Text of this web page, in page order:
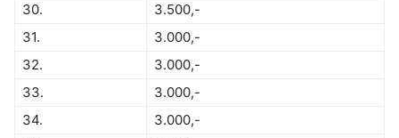
30.
3.500,-
31.
3.000,-
32.
3.000,-
33.
3.000,-
34.
3.000,-